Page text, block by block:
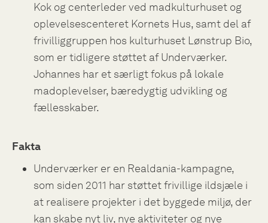
Kok og centerleder ved madkulturhuset og
oplevelsescenteret Kornets Hus, samt del af
frivilliggruppen hos kulturhuset Lønstrup Bio,
som er tidligere støttet af Underværker.
Johannes har et særligt fokus på lokale
madoplevelser, bæredygtig udvikling og
fællesskaber.
Fakta
Underværker er en Realdania-kampagne,
som siden 2011 har støttet frivillige ildsjæle i
at realisere projekter i det byggede miljø, der
kan skabe nyt liv, nye aktiviteter og nye